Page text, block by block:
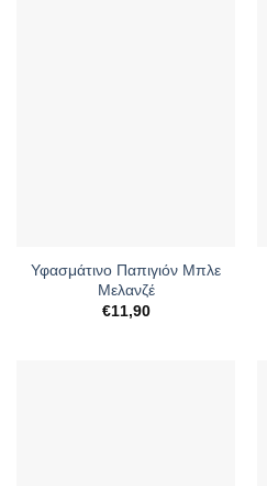
Υφασμάτινο Παπιγιόν Mπλε
Mελανζέ
€11,90